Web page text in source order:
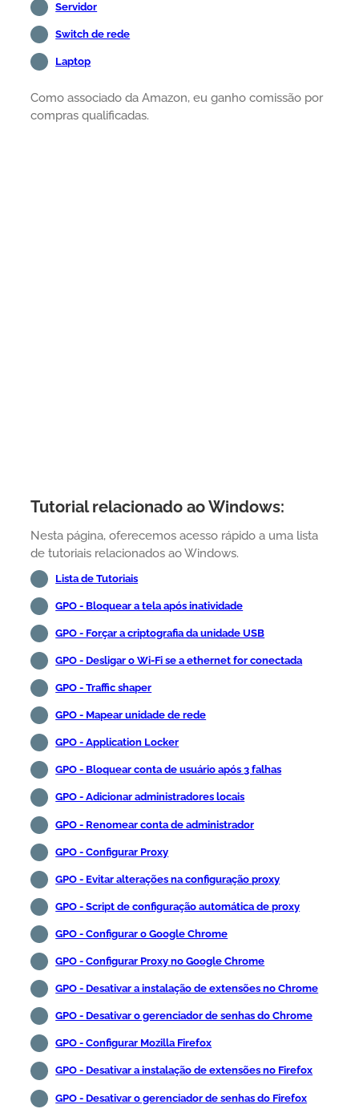
Servidor
Switch de rede
Laptop
Como associado da Amazon, eu ganho comissão por
compras qualificadas.
Tutorial relacionado ao Windows:
Nesta página, oferecemos acesso rápido a uma lista
de tutoriais relacionados ao Windows.
Lista de Tutoriais
GPO - Bloquear a tela após inatividade
GPO - Forçar a criptografia da unidade USB
GPO - Desligar o Wi-Fi se a ethernet for conectada
GPO - Traffic shaper
GPO - Mapear unidade de rede
GPO - Application Locker
GPO - Bloquear conta de usuário após 3 falhas
GPO - Adicionar administradores locais
GPO - Renomear conta de administrador
GPO - Configurar Proxy
GPO - Evitar alterações na configuração proxy
GPO - Script de configuração automática de proxy
GPO - Configurar o Google Chrome
GPO - Configurar Proxy no Google Chrome
GPO - Desativar a instalação de extensões no Chrome
GPO - Desativar o gerenciador de senhas do Chrome
GPO - Configurar Mozilla Firefox
GPO - Desativar a instalação de extensões no Firefox
GPO - Desativar o gerenciador de senhas do Firefox